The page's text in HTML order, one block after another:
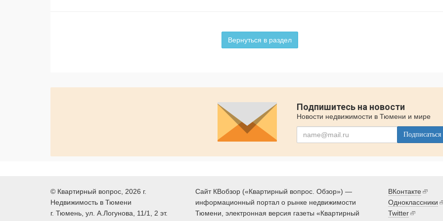
Вернуться в раздел
Подпишитесь на новости
Новости недвижимости в Тюмени и мире
Подписаться
© Квартирный вопрос , 2026 г.
Недвижимость в Тюмени
г. Тюмень , ул. А.Логунова, 11/1, 2 эт.
Сайт КВобзор («Квартирный вопрос. Обзор») —
информационный портал о рынке недвижимости
Тюмени, электронная версия газеты «Квартирный
ВКонтакте
Одноклассники
Twitter